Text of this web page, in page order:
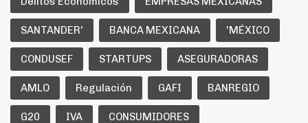
SANTANDER' BANCA MEXICANA 'MÉXICO
CONDUSEF STARTUPS ASEGURADORAS
AMLO Regulación GAFI BANREGIO
G20 IVA CONSUMIDORES